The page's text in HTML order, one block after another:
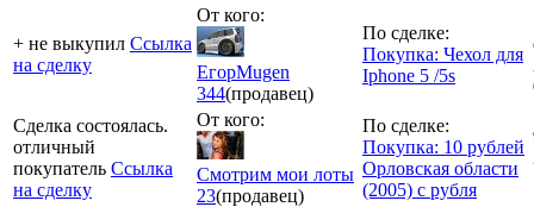
+ не выкупил Ссылка
на сделку
От кого:
ЕгорMugen
344(продавец)
По сделке:
Покупка: Чехол для
Iphone 5 /5s
Сделка состоялась.
отличный
покупатель Ссылка
на сделку
От кого:
Смотрим мои лоты
23(продавец)
По сделке:
Покупка: 10 рублей
Орловская области
(2005) с рубля